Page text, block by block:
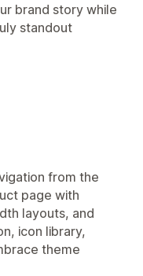
brand story while
standout
from the
page with
layouts, and
icon library,
theme